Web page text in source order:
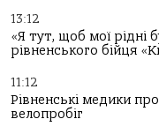
13:12
«Я тут, щоб мої рідні
рівненського бійця
11:12
Рівненські медики
велопробіг